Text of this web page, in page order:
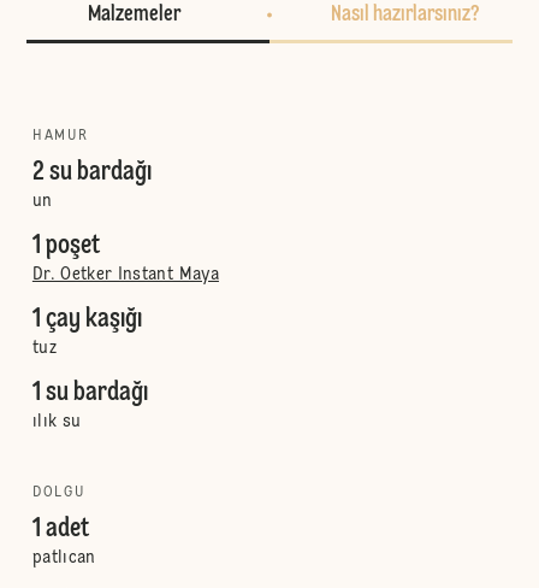
Malzemeler Nasıl hazırlarsınız?
HAMUR
2 su bardağı
un
1 poşet
Dr. Oetker Instant Maya
1 çay kaşığı
tuz
1 su bardağı
ılık su
DOLGU
1 adet
patlıcan